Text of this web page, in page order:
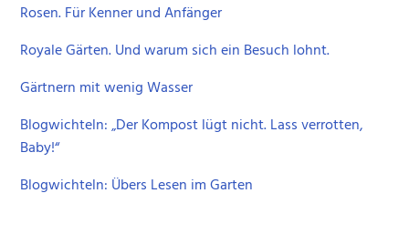
Rosen. Für Kenner und Anfänger
Royale Gärten. Und warum sich ein Besuch lohnt.
Gärtnern mit wenig Wasser
Blogwichteln: „Der Kompost lügt nicht. Lass verrotten,
Baby!“
Blogwichteln: Übers Lesen im Garten